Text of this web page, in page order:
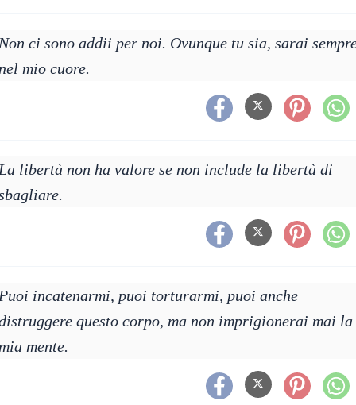
ci sono addii per noi. Ovunque tu sia, sarai
mio cuore.
libertà non ha valore se non include la libertà di
incatenarmi, puoi torturarmi, puoi anche
questo corpo, ma non imprigionerai mai la
mente.